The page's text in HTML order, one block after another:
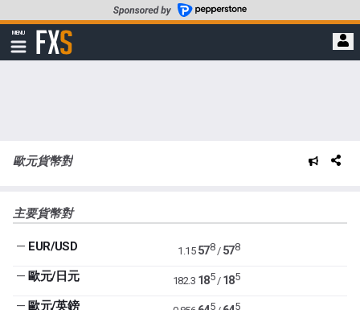
至
要
MENU
顯
示
FXStreet
歐元貨幣對
主要貨幣對
— EUR/USD 1.15 578/ 578
— 歐元/日元 182.3 185/ 185
— 歐元/英鎊 5 5